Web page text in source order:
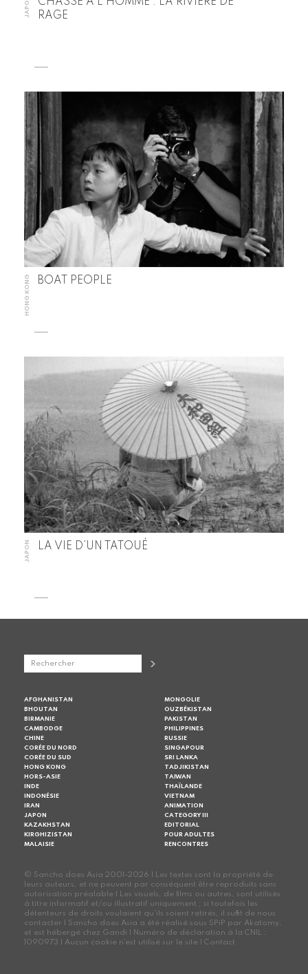
JAPON
CHASSE À L’HOMME : LA RIVIÈRE DE
RAGE
HONG KONG BOAT PEOPLE
JAPON LA VIE D’UN TATOUÉ
AFGHANISTAN
BHOUTAN
BIRMANIE
CAMBODGE
CHINE
CORÉE DU NORD
CORÉE DU SUD
HONG KONG
HORS-ASIE
INDE
INDONÉSIE
IRAN
JAPON
KAZAKHSTAN
KIRGHIZISTAN
MALAISIE
MONGOLIE
OUZBÉKISTAN
PAKISTAN
PHILIPPINES
RUSSIE
SINGAPOUR
SRI LANKA
TADJIKISTAN
TAIWAN
THAÏLANDE
VIETNAM
ANIMATION
CATEGORY III
EDITORIAL
POUR ADULTES
RENCONTRES
© Sancho does Asia 2001-2026 | Les textes sont la propriété de
leurs auteurs, et ne peuvent par conséquent être reproduits sans
autorisation préalable | Les visuels, de films ou autres, sont utilisés
à titre informatif et/ou illustratif uniquement ; si toutefois les
détenteurs de droits voulaient qu'ils soient retirés, il suffit de nous
contacter | Sancho does Asia a été réalisé sous SPiP par Akatomy,
et est hébergé chez Gandi | Numéro de déclaration à la CNIL :
1090973 | Aucun cookie n'est utilisé sur le site | Contact